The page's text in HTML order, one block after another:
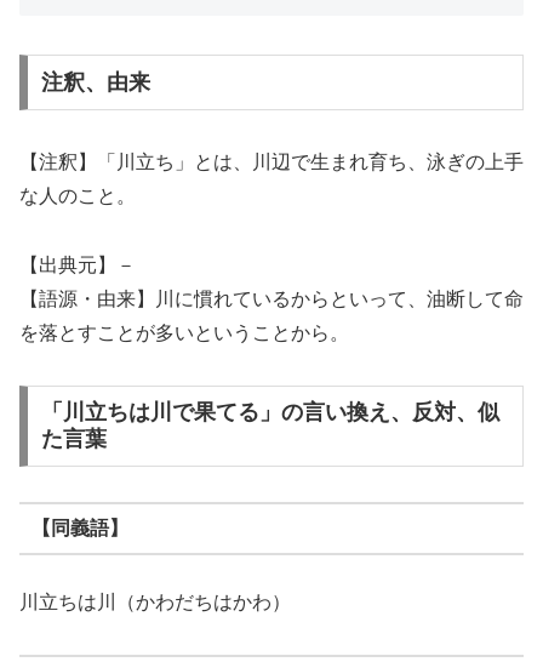
注釈、由来
【注釈】「川立ち」とは、川辺で生まれ育ち、泳ぎの上手
な人のこと。
【出典元】－
【語源・由来】川に慣れているからといって、油断して命
を落とすことが多いということから。
「川立ちは川で果てる」の言い換え、反対、似
た言葉
【同義語】
川立ちは川（かわだちはかわ）